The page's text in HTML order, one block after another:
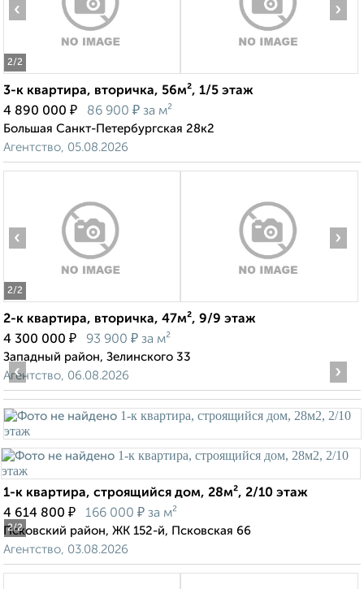
2/2
‹ ›
3-к квартира, вторичка, 56м², 1/5 этаж
4 890 000 ₽ 86 900 ₽ за м²
Большая Санкт-Петербургская 28к2
Агентство, 05.08.2026
2/2
‹ ›
2-к квартира, вторичка, 47м², 9/9 этаж
4 300 000 ₽ 93 900 ₽ за м²
Западный район, Зелинского 33
Агентство, 06.08.2026
2/2
‹ ›
1-к квартира, строящийся дом, 28м², 2/10 этаж
4 614 800 ₽ 166 000 ₽ за м²
Псковский район, ЖК 152-й, Псковская 66
Агентство, 03.08.2026